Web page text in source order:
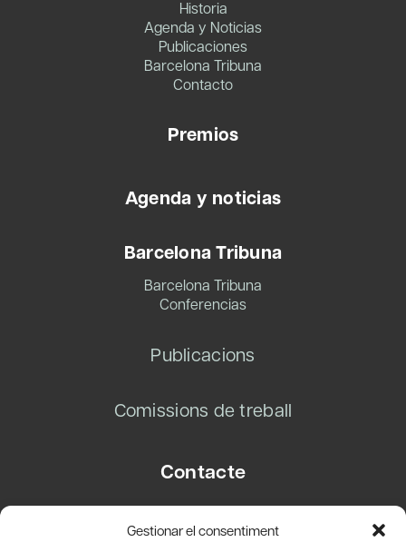
Gestionar el consentiment
Historia
Agenda y Noticias
Publicaciones
Barcelona Tribuna
Contacto
Premios
Agenda y noticias
Barcelona Tribuna
Barcelona Tribuna
Conferencias
Publicacions
Comissions de treball
Contacte
08003 Barcelona